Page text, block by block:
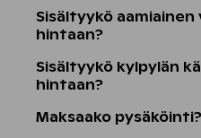
Sisältyykö aamiainen
hintaan?
Sisältyykö kylpylän
hintaan?
Maksaako pysäköinti?